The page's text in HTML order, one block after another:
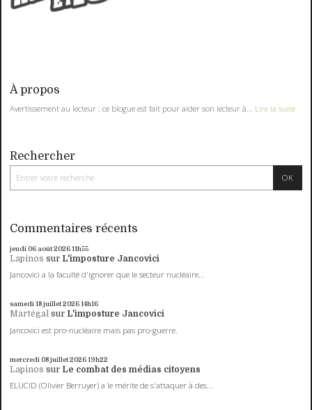
À propos
Avertissement au lecteur : ce blogue est fait pour aider son lecteur à... Lire la suite
Rechercher
Commentaires récents
jeudi 06 août 202611h55
Lapinos sur L'imposture Jancovici
Jancovici a la faculté d'ignorer que le secteur nucléaire...
samedi 18juillet 202614h16
Martégal sur L'imposture Jancovici
Jancovici est pro-nucléaire mais pas pro-guerre.
mercredi 08juillet 202619h22
Lapinos sur Le combat des médias citoyens
ELUCID (Olivier Berruyer) a le mérite de s'attaquer à des...